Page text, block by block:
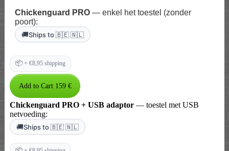
Chickenguard PRO — enkel het toestel (zonder
poort):
🚚Ships to 🇧🇪 🇳🇱
📦 + €8,95 shipping
Chickenguard PRO + USB adaptor — toestel met USB
netvoeding:
🚚Ships to 🇧🇪 🇳🇱